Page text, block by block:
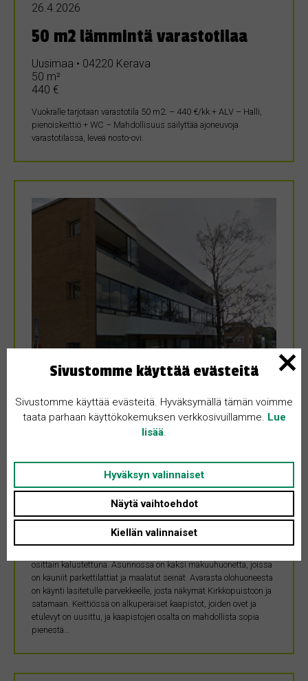
26.4.2026
50 m2 lämmintä varastotilaa
Uusimaa • 04220 Kerava
50 m²
440 €
Vuokralle tarjotaan varastotila 50 m2. – 440 €/kk + ALV – Halli,
pienoiskeittiö + WC – Mahdollisuus säilyttää ajoneuvoja
varastotilassa, leveä nosto-ovi.
VUOKRATAAN
Kolmio Naantalin keskustassa
Varsinais-Suomi • 21100 Naantali
850 €
Tilava ja valoisa kolmio Naantalin keskustassa, aivan
osittain kalustettuna. Asunnossa on kaksi makuuhuonetta, joissa
on kauniit parkettilattiat ja maalatut seinät. Avarasta olohuoneesta
on käynti lasitetulle parvekkeelle, josta näkymät Kirkkopuistoon ja
satamaan. Keittiössä on alkuperäiset kaapistot, joiden ovet ja
etulevyt on uusittu, ja kaapistojen osalta on mahdollista sopia
pienestä…
Sivustomme käyttää evästeitä
Sivustomme käyttää evästeitä. Hyväksymällä tämän voimme
taata parhaan käyttökokemuksen verkkosivuillamme. Lue
lisää.
Hyväksyn valinnaiset
Näytä vaihtoehdot
Kiellän valinnaiset